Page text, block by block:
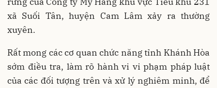
xã Suối Tân, huyện Cam Lâm xảy ra thường
xuyên.
Rất mong các cơ quan chức năng tỉnh Khánh Hòa
sớm điều tra, làm rõ hành vi vi phạm pháp luật
của các đối tượng trên và xử lý nghiêm minh, để